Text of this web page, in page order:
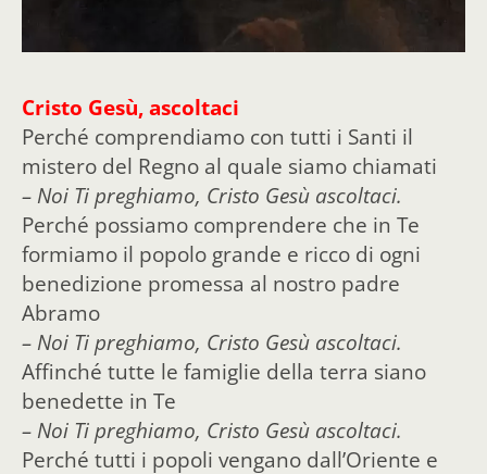
Cristo Gesù, ascoltaci
Perché comprendiamo con tutti i Santi il
mistero del Regno al quale siamo chiamati
– Noi Ti preghiamo, Cristo Gesù ascoltaci.
Perché possiamo comprendere che in Te
formiamo il popolo grande e ricco di ogni
benedizione promessa al nostro padre
Abramo
– Noi Ti preghiamo, Cristo Gesù ascoltaci.
Affinché tutte le famiglie della terra siano
benedette in Te
– Noi Ti preghiamo, Cristo Gesù ascoltaci.
Perché tutti i popoli vengano dall’Oriente e